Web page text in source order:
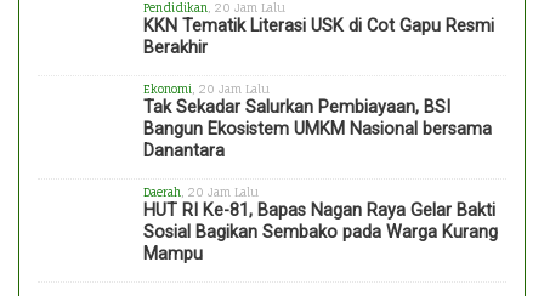
Pendidikan , 20 Jam Lalu
KKN Tematik Literasi USK di Cot Gapu Resmi
Berakhir
Ekonomi , 20 Jam Lalu
Tak Sekadar Salurkan Pembiayaan, BSI
Bangun Ekosistem UMKM Nasional bersama
Danantara
Daerah , 20 Jam Lalu
HUT RI Ke-81, Bapas Nagan Raya Gelar Bakti
Sosial Bagikan Sembako pada Warga Kurang
Mampu